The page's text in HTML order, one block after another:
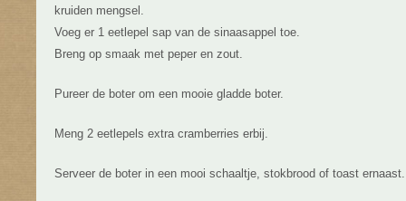
kruiden mengsel.
Voeg er 1 eetlepel sap van de sinaasappel toe.
Breng op smaak met peper en zout.
Pureer de boter om een mooie gladde boter.
Meng 2 eetlepels extra cramberries erbij.
Serveer de boter in een mooi schaaltje, stokbrood of toast ernaast.